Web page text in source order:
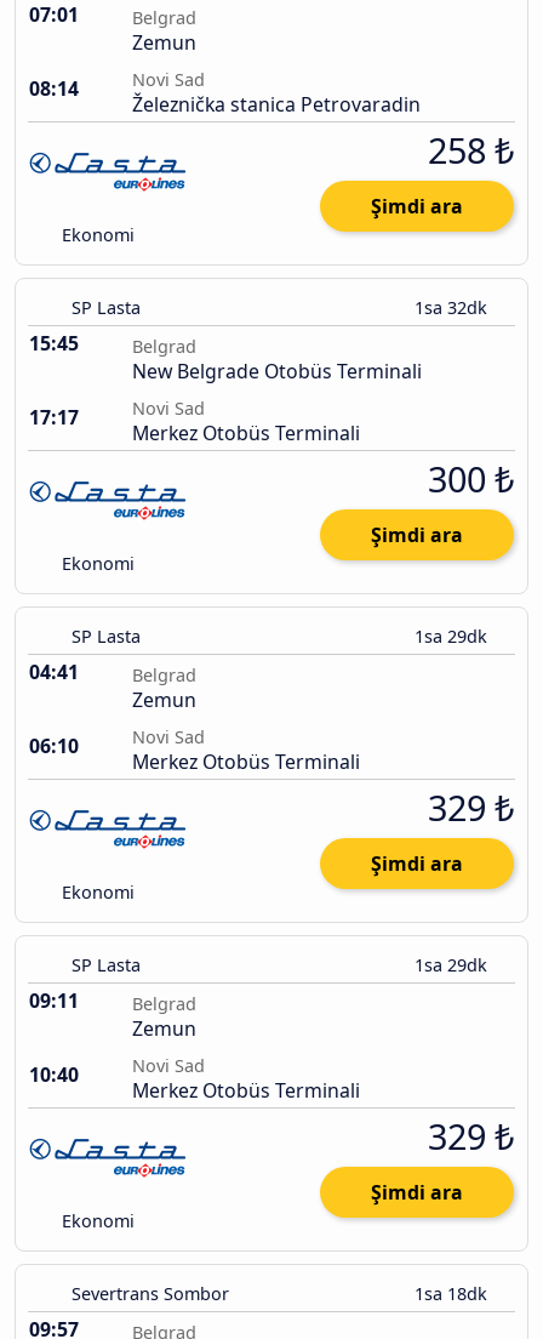
07:01 Belgrad
Zemun
08:14
Novi Sad
Železnička stanica Petrovaradin
Ekonomi
258 ₺
Şimdi ara
SP Lasta 1sa 32dk
15:45 Belgrad
New Belgrade Otobüs Terminali
17:17
Novi Sad
Merkez Otobüs Terminali
Ekonomi
300 ₺
Şimdi ara
SP Lasta 1sa 29dk
04:41 Belgrad
Zemun
06:10
Novi Sad
Merkez Otobüs Terminali
Ekonomi
329 ₺
Şimdi ara
SP Lasta 1sa 29dk
09:11 Belgrad
Zemun
10:40
Novi Sad
Merkez Otobüs Terminali
Ekonomi
329 ₺
Şimdi ara
Severtrans Sombor 1sa 18dk
09:57 Belgrad